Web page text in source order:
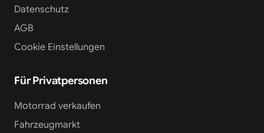
Datenschutz
AGB
Cookie Einstellungen
Für Privatpersonen
Motorrad verkaufen
Fahrzeugmarkt